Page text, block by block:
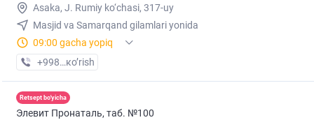
Asaka, J. Rumiy ko‘chasi, 317-uy
Masjid va Samarqand gilamlari yonida
09:00 gacha yopiq
+998 (93) XXX-XX-XX
кo’rish
Retsept bo'yicha
Элевит Пронаталь, таб. №100